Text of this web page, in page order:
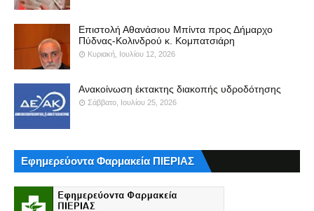
Επιστολή Αθανάσιου Μπίντα προς Δήμαρχο
Πύδνας-Κολινδρού κ. Κομπατσιάρη
Κυριακή, Ιουλίου 12, 2026
Ανακοίνωση έκτακτης διακοπής υδροδότησης
Σάββατο, Ιουλίου 25, 2026
Εφημερεύοντα Φαρμακεία ΠΙΕΡΙΑΣ